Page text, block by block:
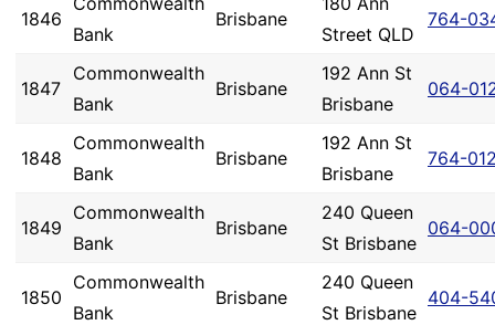
1846
Bank
Brisbane
Street QLD
764-
1847
Commonwealth
Bank
Brisbane
192 Ann St
Brisbane
064-
1848
Commonwealth
Bank
Brisbane
192 Ann St
Brisbane
764-
1849
Commonwealth
Bank
Brisbane
240 Queen
St Brisbane
064-
1850
Commonwealth
Bank
Brisbane
240 Queen
St Brisbane
404-